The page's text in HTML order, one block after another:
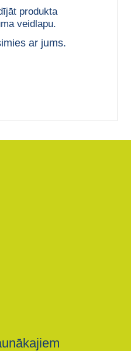
produkta
veidlapu.
ar jums.